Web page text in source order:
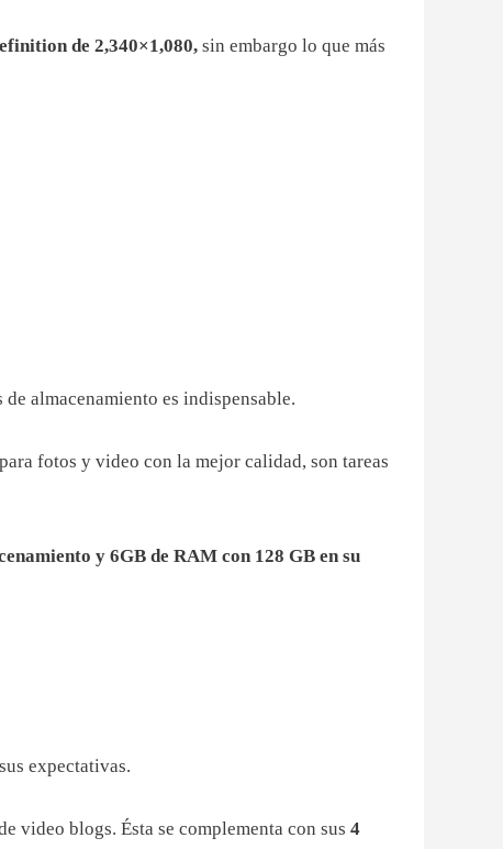
de 2,340×1,080, sin embargo lo que más
almacenamiento es indispensable.
fotos y video con la mejor calidad, son tareas
y 6GB de RAM con 128 GB en su
expectativas.
video blogs. Ésta se complementa con sus 4